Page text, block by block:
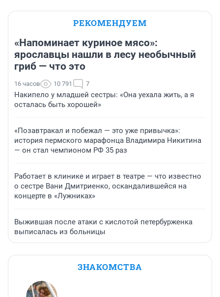
РЕКОМЕНДУЕМ
«Напоминает куриное мясо»:
ярославцы нашли в лесу необычный
гриб — что это
16 часов 10 791 7
Накипело у младшей сестры: «Она уехала жить, а я
осталась быть хорошей»
«Позавтракал и побежал — это уже привычка»:
история пермского марафонца Владимира Никитина
— он стал чемпионом РФ 35 раз
Работает в клинике и играет в театре — что известно
о сестре Вани Дмитриенко, оскандалившейся на
концерте в «Лужниках»
Выжившая после атаки с кислотой петербурженка
выписалась из больницы
ЗНАКОМСТВА